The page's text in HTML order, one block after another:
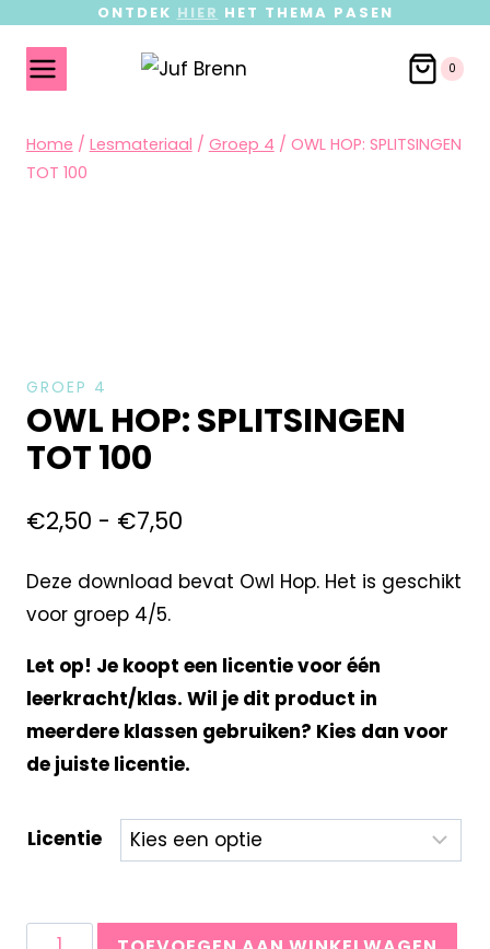
ONTDEK HIER HET THEMA PASEN
0
Home / Lesmateriaal / Groep 4 / OWL HOP: SPLITSINGEN
TOT 100
GROEP 4
OWL HOP: SPLITSINGEN
TOT 100
€2,50 - €7,50
Deze download bevat Owl Hop. Het is geschikt
voor groep 4/5.
Let op! Je koopt een licentie voor één
leerkracht/klas. Wil je dit product in
meerdere klassen gebruiken? Kies dan voor
de juiste licentie.
Licentie